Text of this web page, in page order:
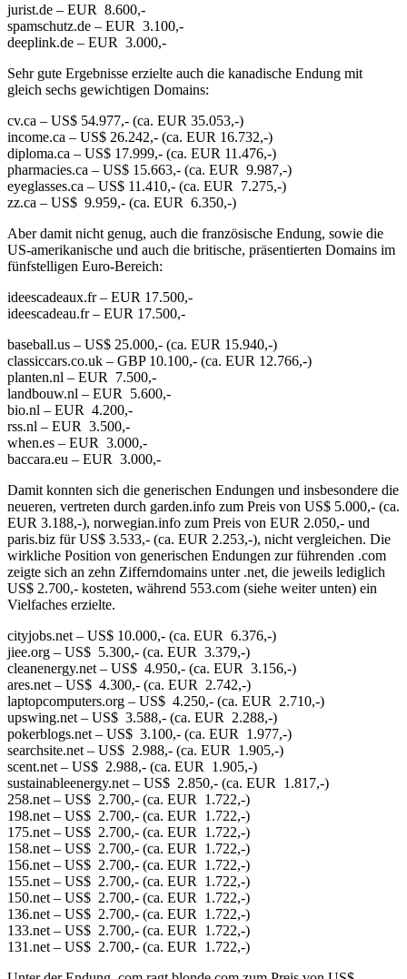
jurist.de – EUR 8.600,-
spamschutz.de – EUR 3.100,-
deeplink.de – EUR 3.000,-
Sehr gute Ergebnisse erzielte auch die kanadische Endung mit
gleich sechs gewichtigen Domains:
cv.ca – US$ 54.977,- (ca. EUR 35.053,-)
income.ca – US$ 26.242,- (ca. EUR 16.732,-)
diploma.ca – US$ 17.999,- (ca. EUR 11.476,-)
pharmacies.ca – US$ 15.663,- (ca. EUR 9.987,-)
eyeglasses.ca – US$ 11.410,- (ca. EUR 7.275,-)
zz.ca – US$ 9.959,- (ca. EUR 6.350,-)
Aber damit nicht genug, auch die französische Endung, sowie die
US-amerikanische und auch die britische, präsentierten Domains im
fünfstelligen Euro-Bereich:
ideescadeaux.fr – EUR 17.500,-
ideescadeau.fr – EUR 17.500,-
baseball.us – US$ 25.000,- (ca. EUR 15.940,-)
classiccars.co.uk – GBP 10.100,- (ca. EUR 12.766,-)
planten.nl – EUR 7.500,-
landbouw.nl – EUR 5.600,-
bio.nl – EUR 4.200,-
rss.nl – EUR 3.500,-
when.es – EUR 3.000,-
baccara.eu – EUR 3.000,-
Damit konnten sich die generischen Endungen und insbesondere die
neueren, vertreten durch garden.info zum Preis von US$ 5.000,- (ca.
EUR 3.188,-), norwegian.info zum Preis von EUR 2.050,- und
paris.biz für US$ 3.533,- (ca. EUR 2.253,-), nicht vergleichen. Die
wirkliche Position von generischen Endungen zur führenden .com
zeigte sich an zehn Zifferndomains unter .net, die jeweils lediglich
US$ 2.700,- kosteten, während 553.com (siehe weiter unten) ein
Vielfaches erzielte.
cityjobs.net – US$ 10.000,- (ca. EUR 6.376,-)
jiee.org – US$ 5.300,- (ca. EUR 3.379,-)
cleanenergy.net – US$ 4.950,- (ca. EUR 3.156,-)
ares.net – US$ 4.300,- (ca. EUR 2.742,-)
laptopcomputers.org – US$ 4.250,- (ca. EUR 2.710,-)
upswing.net – US$ 3.588,- (ca. EUR 2.288,-)
pokerblogs.net – US$ 3.100,- (ca. EUR 1.977,-)
searchsite.net – US$ 2.988,- (ca. EUR 1.905,-)
scent.net – US$ 2.988,- (ca. EUR 1.905,-)
sustainableenergy.net – US$ 2.850,- (ca. EUR 1.817,-)
258.net – US$ 2.700,- (ca. EUR 1.722,-)
198.net – US$ 2.700,- (ca. EUR 1.722,-)
175.net – US$ 2.700,- (ca. EUR 1.722,-)
158.net – US$ 2.700,- (ca. EUR 1.722,-)
156.net – US$ 2.700,- (ca. EUR 1.722,-)
155.net – US$ 2.700,- (ca. EUR 1.722,-)
150.net – US$ 2.700,- (ca. EUR 1.722,-)
136.net – US$ 2.700,- (ca. EUR 1.722,-)
133.net – US$ 2.700,- (ca. EUR 1.722,-)
131.net – US$ 2.700,- (ca. EUR 1.722,-)